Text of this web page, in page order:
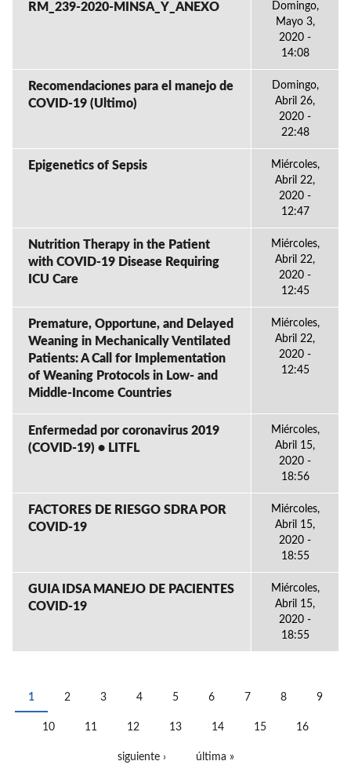
RM_239-2020-MINSA_Y_ANEXO
Domingo,
Mayo 3,
2020 -
14:08
Recomendaciones para el manejo de
COVID-19 (Ultimo)
Domingo,
Abril 26,
2020 -
22:48
Epigenetics of Sepsis
Miércoles,
Abril 22,
2020 -
12:47
Nutrition Therapy in the Patient
with COVID-19 Disease Requiring
ICU Care
Miércoles,
Abril 22,
2020 -
12:45
Premature, Opportune, and Delayed
Weaning in Mechanically Ventilated
Patients: A Call for Implementation
of Weaning Protocols in Low- and
Middle-Income Countries
Miércoles,
Abril 22,
2020 -
12:45
Enfermedad por coronavirus 2019
(COVID-19) • LITFL
Miércoles,
Abril 15,
2020 -
18:56
FACTORES DE RIESGO SDRA POR
COVID-19
Miércoles,
Abril 15,
2020 -
18:55
GUIA IDSA MANEJO DE PACIENTES
COVID-19
Miércoles,
Abril 15,
2020 -
18:55
PÁGINAS
1 2 3 4 5 6 7 8 9
10 11 12 13 14 15 16
siguiente › última »